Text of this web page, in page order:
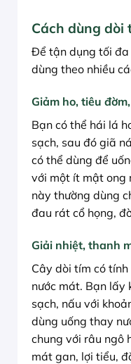
Cách dùng dòi
Để tận dụng tối đa
dùng theo nhiều
Giảm ho, tiêu
Bạn có thể hái lá
sạch, sau đó giã
có thể dùng để
với một ít mật ong
này thường dùng
đau rát cổ họng,
Giải nhiệt, thanh
Cây dòi tím có
nước mát. Bạn lấy
sạch, nấu với
dùng uống thay
chung với râu ngô
mát gan, lợi tiểu,